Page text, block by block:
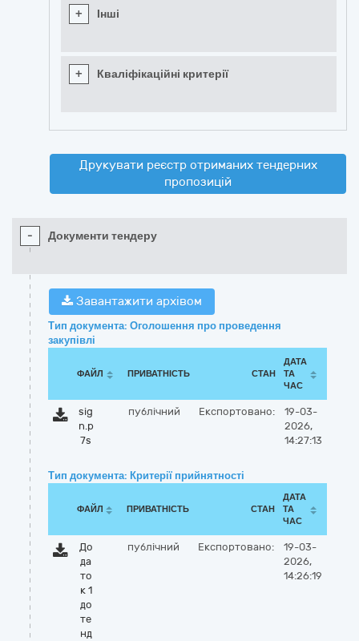
+ Інші
+ Кваліфікаційні критерії
Друкувати реєстр отриманих тендерних
пропозицій
- Документи тендеру
Завантажити архівом
Тип документа: Оголошення про проведення
закупівлі
ФАЙЛ ПРИВАТНІСТЬ СТАН
ДАТА
ТА
ЧАС
sig
n.p
7s
публічний Експортовано:
19-03-
2026,
14:27:13
Тип документа: Критерії прийнятності
ФАЙЛ ПРИВАТНІСТЬ СТАН
ДАТА
ТА
ЧАС
До
да
то
к 1
до
те
нд
публічний Експортовано:
19-03-
2026,
14:26:19